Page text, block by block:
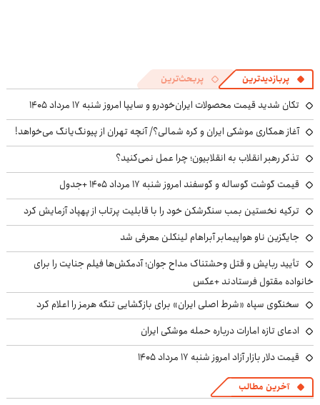
پربازدیدترین پربحث‌ترین
تکان شدید قیمت محصولات ایران‌خودرو و سایپا امروز شنبه ۱۷ مرداد ۱۴۰۵
آغاز همکاری موشکی ایران و کره شمالی؟/ آنچه تهران از پیونگ‌یانگ می‌خواهد!
تذکر رهبر انقلاب به انقلابیون؛ چرا عمل نمی‌کنید؟
قیمت گوشت گوساله و گوسفند امروز شنبه ۱۷ مرداد ۱۴۰۵ +جدول
ترکیه نخستین بمب سنگرشکن خود را با قابلیت پرتاب از پهپاد آزمایش کرد
جایگزین ناو هواپیمابر آبراهام لینکلن معرفی شد
تأیید ربایش و قتل وحشتناک مداح جوان؛ آدمکش‌ها فیلم جنایت را برای
خانواده مقتول فرستادند +عکس
سخنگوی سپاه «شرط اصلی ایران» برای بازگشایی تنگه هرمز را اعلام کرد
ادعای تازه امارات درباره حمله موشکی ایران
قیمت دلار بازار آزاد امروز شنبه ۱۷ مرداد ۱۴۰۵
آخرین مطالب